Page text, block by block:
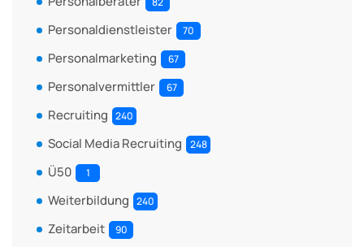
Personaldienstleister 70
Personalmarketing 67
Personalvermittler 67
Recruiting 240
Social Media Recruiting 248
Ü50 1
Weiterbildung 240
Zeitarbeit 90